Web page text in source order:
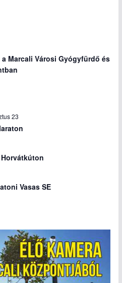
Marcali Városi Gyógyfürdő és
23
Vasas SE